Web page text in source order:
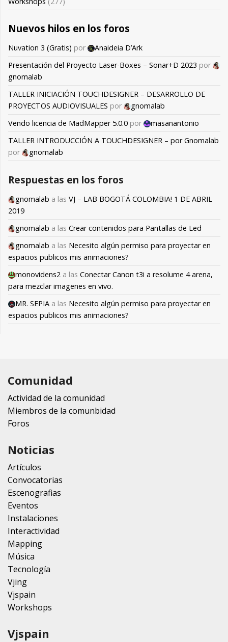
Nuevos hilos en los foros
Nuvation 3 (Gratis) por
Anaideia D’Ark
Presentación del Proyecto Laser-Boxes – Sonar+D 2023 por
gnomalab
TALLER INICIACIÓN TOUCHDESIGNER – DESARROLLO DE
PROYECTOS AUDIOVISUALES por
gnomalab
Vendo licencia de MadMapper 5.0.0 por
masanantonio
TALLER INTRODUCCIÓN A TOUCHDESIGNER – por Gnomalab
por
gnomalab
Respuestas en los foros
gnomalab a las VJ – LAB BOGOTÁ COLOMBIA! 1 DE ABRIL
2019
gnomalab a las Crear contenidos para Pantallas de Led
gnomalab a las Necesito algún permiso para proyectar en
espacios publicos mis animaciones?
monovidens2 a las Conectar Canon t3i a resolume 4 arena,
para mezclar imagenes en vivo.
MR. SEPIA a las Necesito algún permiso para proyectar en
espacios publicos mis animaciones?
Comunidad
Actividad de la comunidad
Miembros de la comunbidad
Foros
Noticias
Artículos
Convocatorias
Escenografias
Eventos
Instalaciones
Interactividad
Mapping
Música
Tecnología
Vjing
Vjspain
Workshops
Vjspain